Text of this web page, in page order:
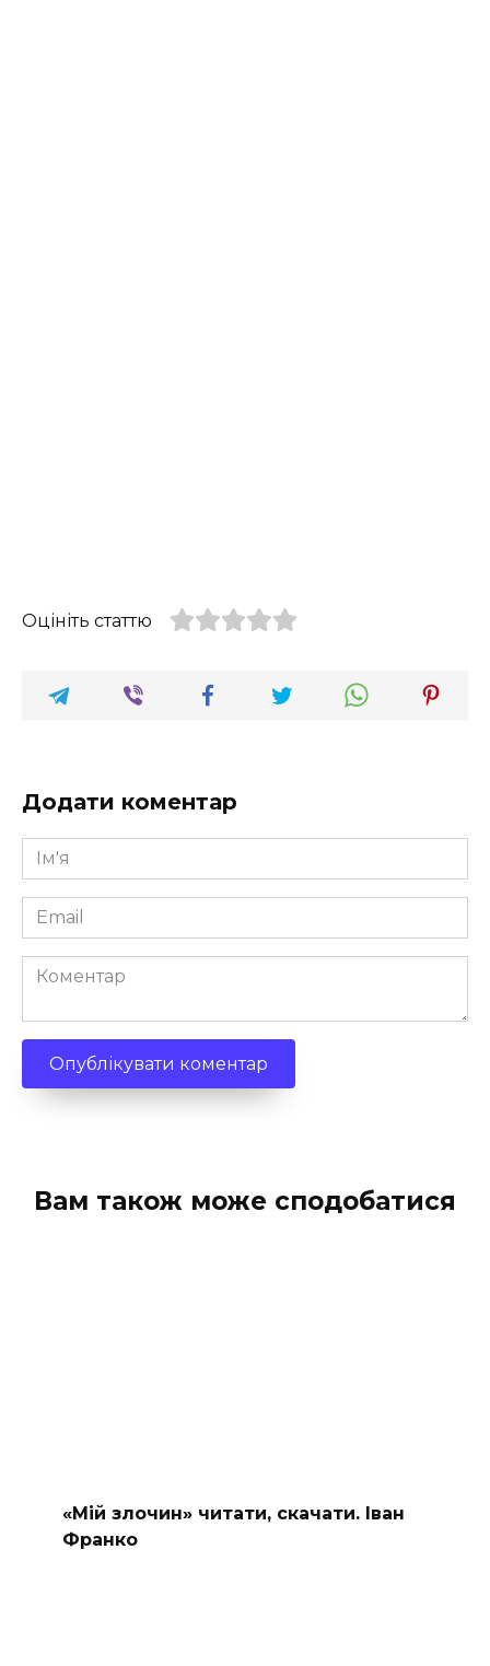
Оцініть статтю
Додати коментар
Ім'я
*
Email
*
Коментар
Вам також може сподобатися
«Мій злочин» читати, скачати. Іван
Франко